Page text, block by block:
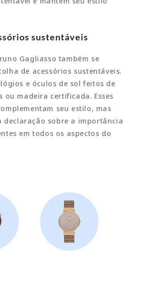
sustentáveis
Gagliasso também se
de acessórios sustentáveis.
e óculos de sol feitos de
ou madeira certificada. Esses
seu estilo, mas
declaração sobre a importância
em todos os aspectos do